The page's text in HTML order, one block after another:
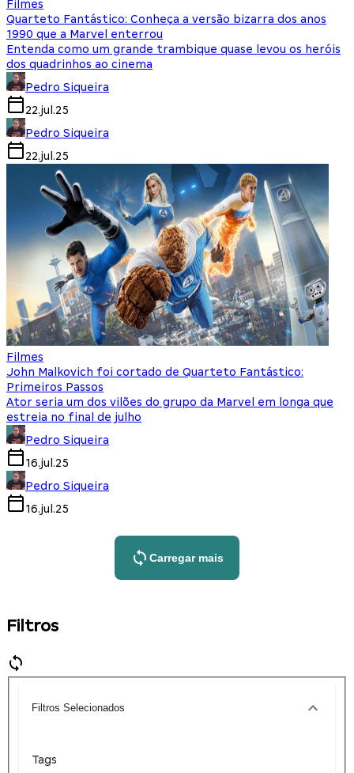
Filmes
Quarteto Fantástico: Conheça a versão bizarra dos anos
1990 que a Marvel enterrou
Entenda como um grande trambique quase levou os heróis
dos quadrinhos ao cinema
Pedro Siqueira
22.jul.25
Pedro Siqueira
22.jul.25
Filmes
John Malkovich foi cortado de Quarteto Fantástico:
Primeiros Passos
Ator seria um dos vilões do grupo da Marvel em longa que
estreia no final de julho
Pedro Siqueira
16.jul.25
Pedro Siqueira
16.jul.25
Carregar mais
Filtros
Filtros Selecionados
Tags